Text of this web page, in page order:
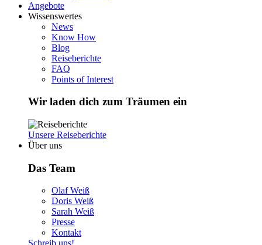
Angebote
Wissenswertes
News
Know How
Blog
Reiseberichte
FAQ
Points of Interest
Wir laden dich zum Träumen ein
Unsere Reiseberichte
Über uns
Das Team
Olaf Weiß
Doris Weiß
Sarah Weiß
Presse
Kontakt